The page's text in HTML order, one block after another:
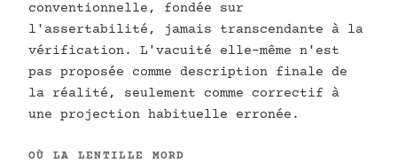
conventionnelle, fondée sur
l'assertabilité, jamais transcendante à la
vérification. L'vacuité elle-même n'est
pas proposée comme description finale de
la réalité, seulement comme correctif à
une projection habituelle erronée.
OÙ LA LENTILLE MORD